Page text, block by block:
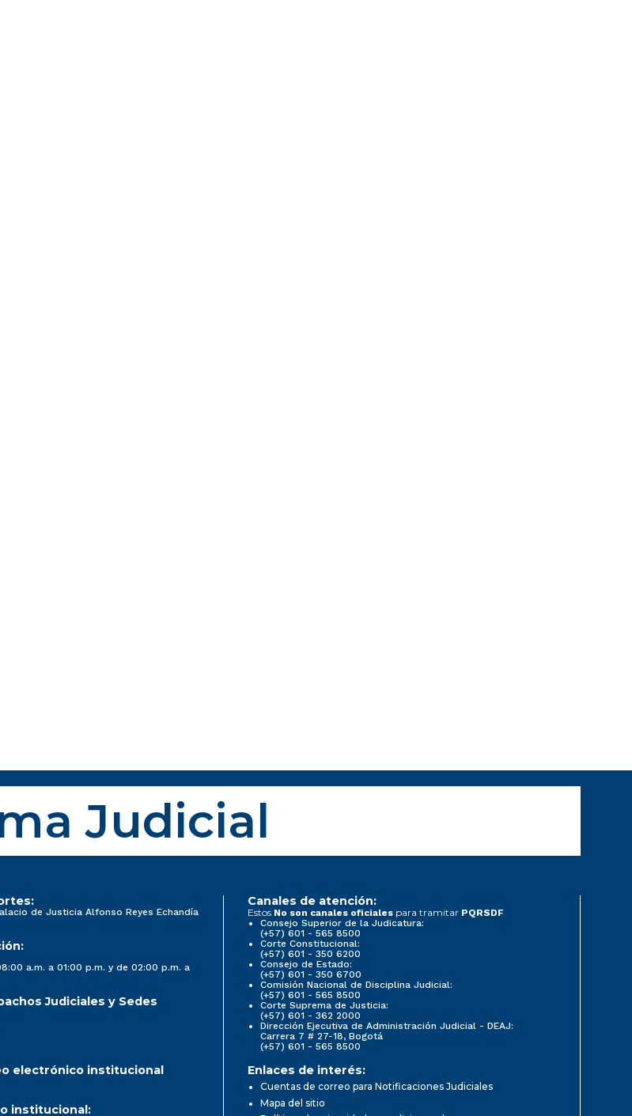
Judicial
de Justicia Alfonso Reyes Echandía
a.m. a 01:00 p.m. y de 02:00 p.m. a
Judiciales y Sedes
Canales de atención:
Estos No son canales oficiales para tramitar PQRSDF
Consejo Superior de la Judicatura:
(+57) 601 - 565 8500
Corte Constitucional:
(+57) 601 - 350 6200
Consejo de Estado:
(+57) 601 - 350 6700
Comisión Nacional de Disciplina Judicial:
(+57) 601 - 565 8500
Corte Suprema de Justicia:
(+57) 601 - 362 2000
Dirección Ejecutiva de Administración Judicial - DEAJ:
Carrera 7 # 27-18, Bogotá
(+57) 601 - 565 8500
electrónico institucional
institucional:
Enlaces de interés:
Cuentas de correo para Notificaciones Judiciales
Mapa del sitio